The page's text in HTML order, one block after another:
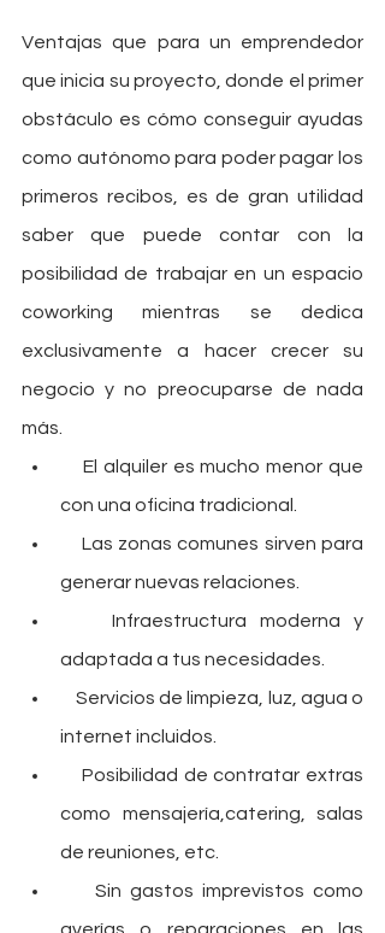
Ventajas que para un emprendedor
que inicia su proyecto, donde el primer
obstáculo es cómo conseguir ayudas
como autónomo para poder pagar los
primeros recibos, es de gran utilidad
saber que puede contar con la
posibilidad de trabajar en un espacio
coworking mientras se dedica
exclusivamente a hacer crecer su
negocio y no preocuparse de nada
más.
    El alquiler es mucho menor que
con una oficina tradicional.
generar nuevas relaciones.
    Infraestructura moderna y
adaptada a tus necesidades.
internet incluidos.
    Posibilidad de contratar extras
como mensajería,catering, salas
de reuniones, etc.
averías o reparaciones en las